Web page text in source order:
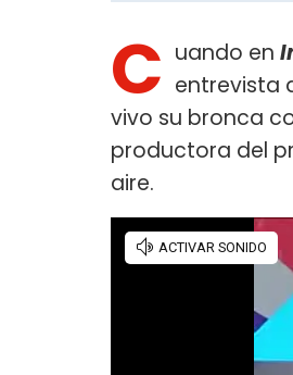
C uando en
entrevista
vivo su bronca
productora del
aire.